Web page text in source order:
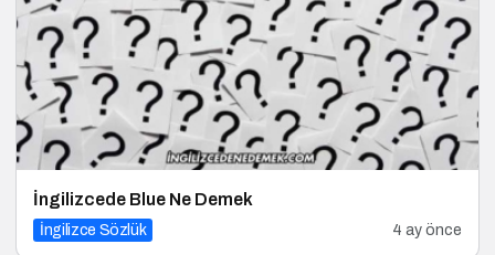
İngilizcede Blue Ne Demek
İngilizce Sözlük 4 ay önce